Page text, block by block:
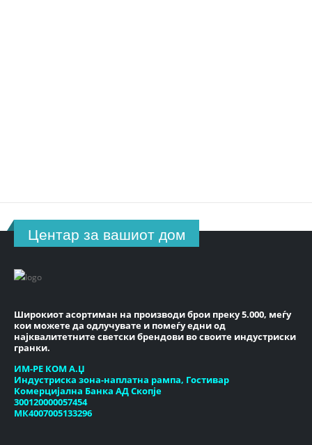
Центар за вашиот дом
Широкиот асортиман на производи брои преку 5.000, меѓу
кои можете да одлучувате и помеѓу едни од
најквалитетните светски брендови во своите индустриски
гранки.
ИМ-РЕ КОМ А.Џ
Индустриска зона-наплатна рампа, Гостивар
Комерцијална Банка АД Скопје
300120000057454
МК4007005133296